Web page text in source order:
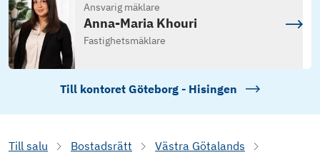
Ansvarig mäklare
Anna-Maria Khouri
Fastighetsmäklare
Till kontoret Göteborg - Hisingen
Till salu Bostadsrätt
Västra Götalands